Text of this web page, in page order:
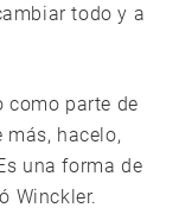
todo y a
como parte de
más, hacelo,
una forma de
Winckler.